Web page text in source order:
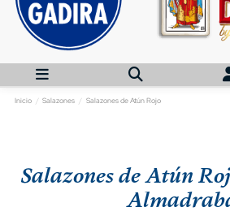
Inicio Salazones Salazones de Atún Rojo
Salazones de Atún